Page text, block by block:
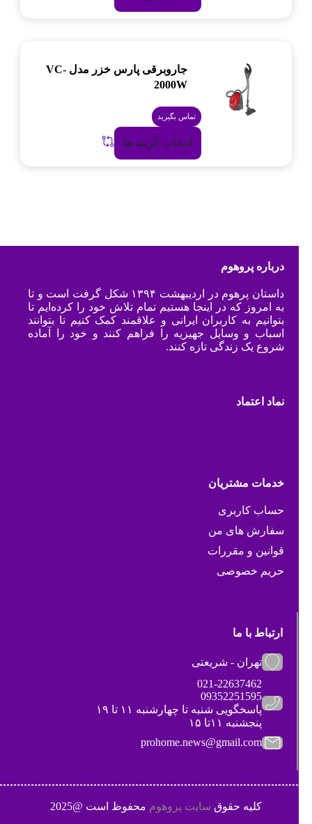
جاروبرقی پارس خزر مدل VC-
2000W
تماس بگیرید
انتخاب گزینه ها
درباره پروهوم
داستان پرهوم در اردیبهشت ۱۳۹۴ شکل گرفت است و تا
به امروز که در اینجا هستیم تمام تلاش خود را کرده‌ایم تا
بتوانیم به کاربران ایرانی و علاقمند کمک کنیم تا بتوانند
اسباب و وسایل جهیزیه را فراهم کنند و خود را آماده
شروع یک زندگی تازه کنند.
نماد اعتماد
خدمات مشتریان
حساب کاربری
سفارش های من
قوانین و مقررات
حریم خصوصی
ارتباط با ما
تهران - شریعتی
021-22637462
09352251595
پاسخگویی شنبه تا چهارشنبه ۱۱ تا ۱۹
پنجشنبه ۱۱تا ۱۵
prohome.news@gmail.com
کلیه حقوقسایت پروهوممحفوظ است @2025